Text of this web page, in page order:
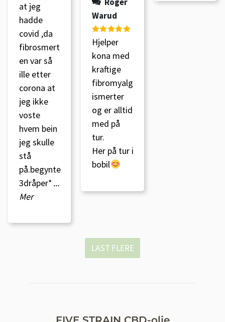
at jeg
hadde
covid ,da
fibrosmert
en var så
ille etter
corona at
jeg ikke
voste
hvem bein
jeg skulle
stå
på.begynte
3dråper*...
Mer
Warud
Vurdert
Hjelper
kona med
kraftige
fibromyalg
ismerter
og er alltid
med på
tur.
Her på tur i
bobil
LAST FLERE